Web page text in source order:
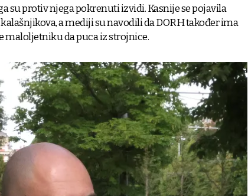
su protiv njega pokrenuti izvidi. Kasnije se pojavila
a mediji su navodili da DORH također ima
maloljetniku da puca iz strojnice.